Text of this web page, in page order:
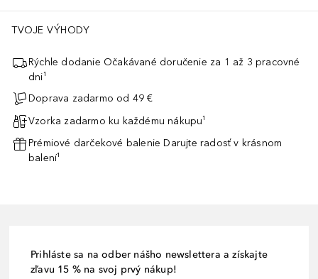
TVOJE VÝHODY
Rýchle dodanie Očakávané doručenie za 1 až 3 pracovné
dni¹
Doprava zadarmo od 49 €
Vzorka zadarmo ku každému nákupu¹
Prémiové darčekové balenie Darujte radosť v krásnom
balení¹
Prihláste sa na odber nášho newslettera a získajte
zľavu 15 % na svoj prvý nákup!